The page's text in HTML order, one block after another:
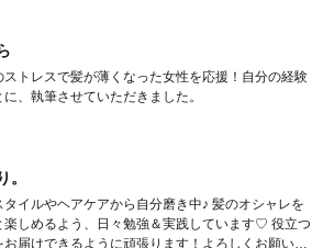
ストレスで髪が薄くなった女性を応援！自分の経験
に、執筆させていただきました。
。
タイルやヘアケアから自分磨き中♪ 髪のオシャレを
楽しめるよう、日々勉強＆実践しています♡ 役立つ
お届けできるように頑張ります！よろしくお願いし